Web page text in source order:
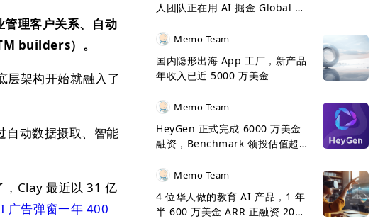
理客户关系、自动
builders）。
层架构开始就融入了
自动数据摄取、智能
，Clay 最近以 31 亿
广告弹窗一年 400
人团队正在用 AI 掘金 Global 市
Memo Team
国内隐形出海 App 工厂，新产品
年收入已近 5000 万美金
Memo Team
HeyGen 正式完成 6000 万美金
融资，Benchmark 领投估值超 5
Memo Team
4 位华人做的教育 AI 产品，1 年
半 600 万美金 ARR 正融资 2000